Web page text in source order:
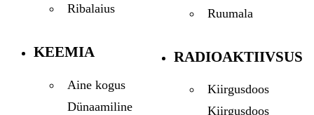
Ribalaius
KEEMIA
Aine kogus
Dünaamiline
Ruumala
RADIOAKTIIVSUS
Kiirgusdoos
Kiirgusdoos